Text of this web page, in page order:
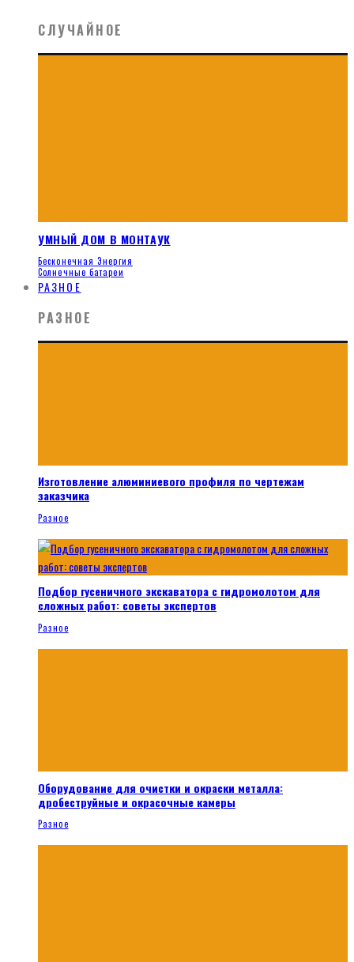
СЛУЧАЙНОЕ
УМНЫЙ ДОМ В МОНТАУК
Бесконечная Энергия
Солнечные батареи
РАЗНОЕ
РАЗНОЕ
Изготовление алюминиевого профиля по чертежам
заказчика
Разное
Подбор гусеничного экскаватора с гидромолотом для
сложных работ: советы экспертов
Разное
Оборудование для очистки и окраски металла:
дробеструйные и окрасочные камеры
Разное